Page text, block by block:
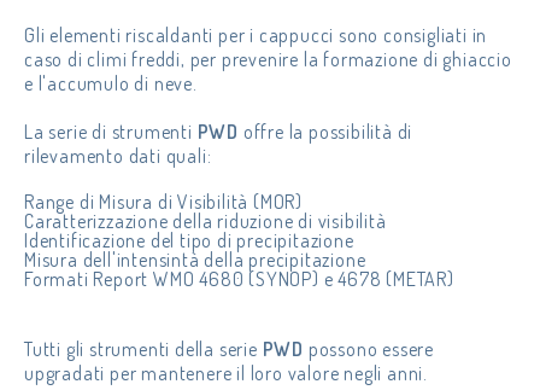
Gli elementi riscaldanti per i cappucci sono consigliati in
caso di climi freddi, per prevenire la formazione di ghiaccio
e l'accumulo di neve.
La serie di strumenti PWD offre la possibilità di
rilevamento dati quali:
Range di Misura di Visibilità (MOR)
Caratterizzazione della riduzione di visibilità
Identificazione del tipo di precipitazione
Misura dell'intensintà della precipitazione
Formati Report WMO 4680 (SYNOP) e 4678 (METAR)
Tutti gli strumenti della serie PWD possono essere
upgradati per mantenere il loro valore negli anni.